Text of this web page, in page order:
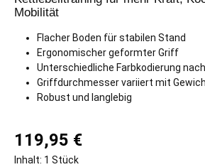
Mobilität
Flacher Boden für stabilen Stand
Ergonomischer geformter Griff
Unterschiedliche Farbkodierung
Griffdurchmesser variiert mit
Robust und langlebig
119,95 €
Inhalt: 1 Stück